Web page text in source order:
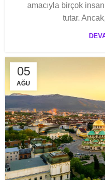
amacıyla birçok
tutar.
05
AĞU